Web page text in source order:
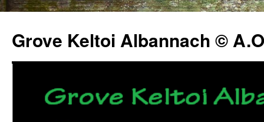
Grove Keltoi Albannach ©